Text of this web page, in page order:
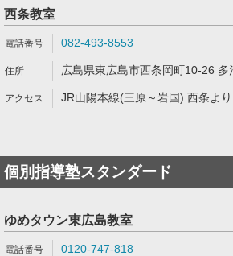
西条教室
082-493-8553
広島県東広島市西条岡町10-26 多
JR山陽本線(三原～岩国) 西条よ
個別指導塾スタンダード
ゆめタウン東広島教室
0120-747-818